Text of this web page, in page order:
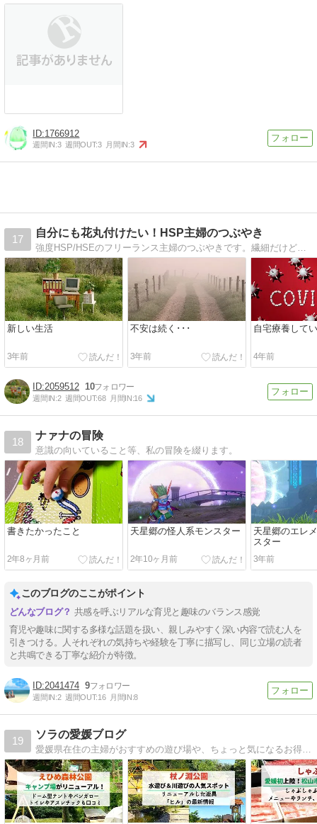
1766912
週間IN:3 週間OUT:3 月間IN:3
17
自分にも花丸付けたい！HSP主婦のつぶやき
強度HSP/HSEのフリーランス主婦のつぶやきです。繊細だけど、楽しく生きたい！時々、毒吐きます
新しい生活
3年前
不安は続く･･･
3年前
自宅療養して
4年前
2059512 10
週間IN:2 週間OUT:68 月間IN:16
18
ナァナの冒険
意識の向いていること等、私の冒険を綴ります。
書きたかったこと
2年8ヶ月前
天星郷の怪人系モンスター
2年10ヶ月前
天星郷のエレ
スター
3年前
このブログのここがポイント
共感を呼ぶリアルな育児と趣味のバランス感覚
育児や趣味に関する多様な話題を扱い、親しみやすく深い内容で読む人を
引きつける。人それぞれの気持ちや経験を丁寧に描写し、同じ立場の読者
と共鳴できる丁寧な紹介が特徴。
2041474 9
週間IN:2 週間OUT:16 月間IN:8
19
ソラの愛媛ブログ
愛媛県在住の主婦がおすすめの遊び場や、ちょっと気になるお得な情報を発信！